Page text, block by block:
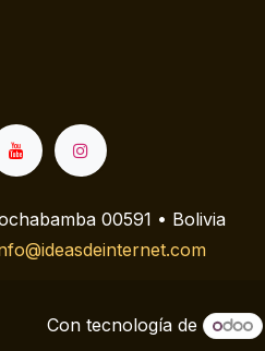
00591 • Bolivia
Con tecnología de